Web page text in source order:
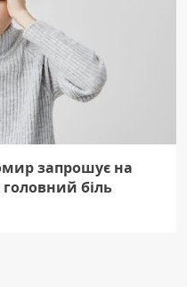
запрошує на
біль